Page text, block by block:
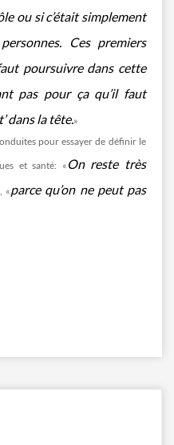
ou si c’était simplement
Ces premiers
poursuivre dans cette
pas pour ça qu’il faut
dans la tête.»
pour essayer de définir le
et santé: « On reste très
«parce qu’on ne peut pas